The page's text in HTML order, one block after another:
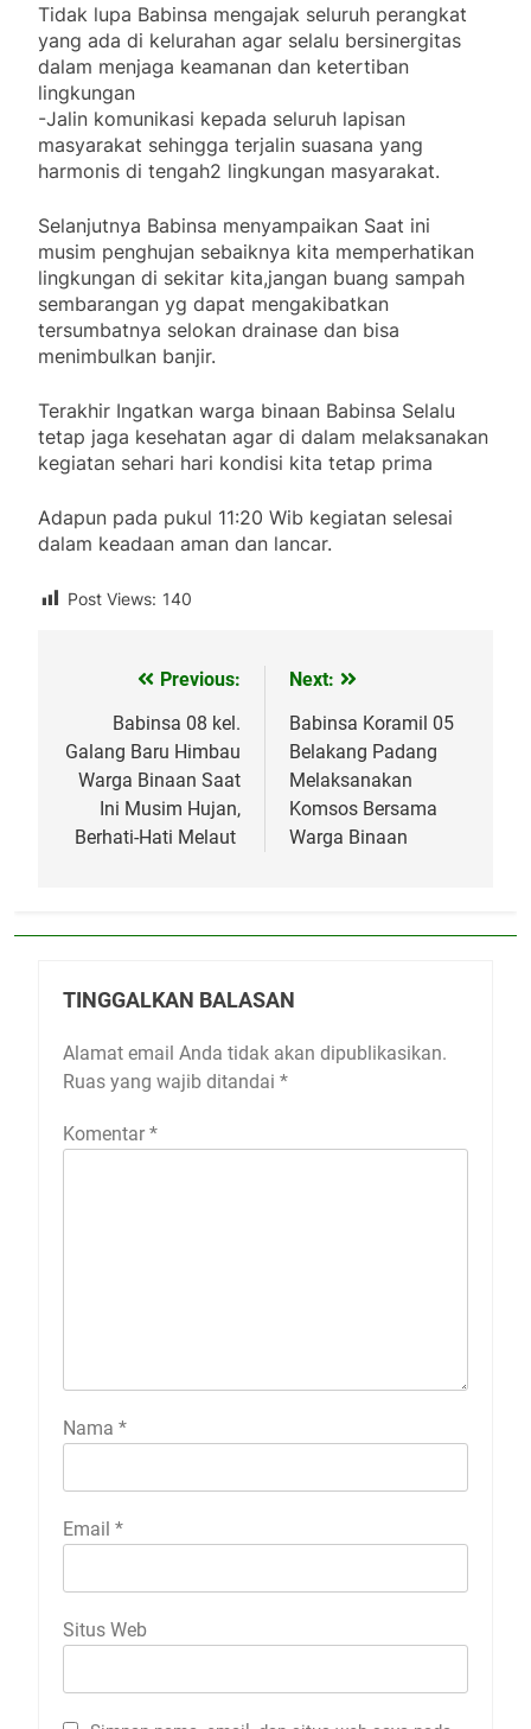
Tidak lupa Babinsa mengajak seluruh perangkat
yang ada di kelurahan agar selalu bersinergitas
dalam menjaga keamanan dan ketertiban
lingkungan
-Jalin komunikasi kepada seluruh lapisan
masyarakat sehingga terjalin suasana yang
harmonis di tengah2 lingkungan masyarakat.
Selanjutnya Babinsa menyampaikan Saat ini
musim penghujan sebaiknya kita memperhatikan
lingkungan di sekitar kita,jangan buang sampah
sembarangan yg dapat mengakibatkan
tersumbatnya selokan drainase dan bisa
menimbulkan banjir.
Terakhir Ingatkan warga binaan Babinsa Selalu
tetap jaga kesehatan agar di dalam melaksanakan
kegiatan sehari hari kondisi kita tetap prima
Adapun pada pukul 11:20 Wib kegiatan selesai
dalam keadaan aman dan lancar.
Post Views: 140
NavigasiPrevious:
Babinsa 08 kel.
Galang Baru Himbau
Warga Binaan Saat
Ini Musim Hujan,
Berhati-Hati Melaut
Next:
Babinsa Koramil 05
Belakang Padang
Melaksanakan
Komsos Bersama
Warga Binaan
TINGGALKAN BALASAN
Alamat email Anda tidak akan dipublikasikan.
Ruas yang wajib ditandai *
Komentar *
Nama *
Email *
Situs Web